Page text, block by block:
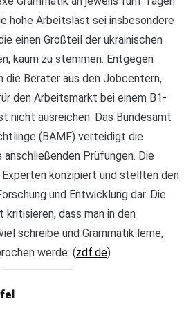
hohe Arbeitslast sei insbesondere
einen Großteil der ukrainischen
kaum zu stemmen. Entgegen
die Berater aus den Jobcentern,
den Arbeitsmarkt bei einem B1-
nicht ausreichen. Das Bundesamt
(BAMF) verteidigt die
Prüfungen. Die
Experten konzipiert und stellten den
und Entwicklung dar. Die
dass man in den
schreibe und Grammatik lerne,
werde. (zdf.de)